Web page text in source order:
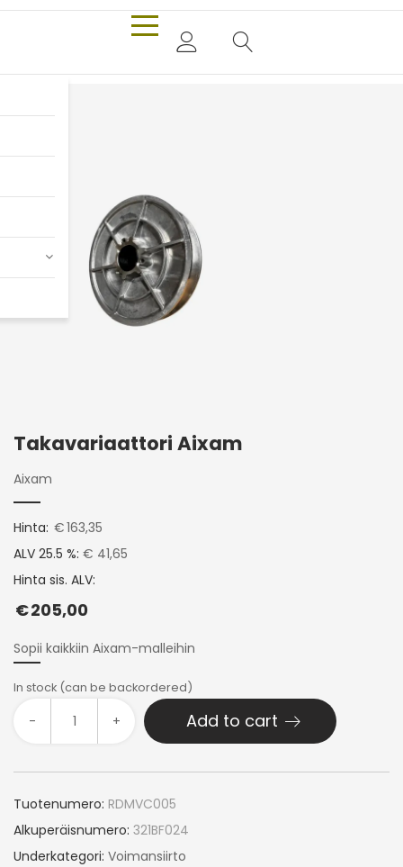
Takavariaattori Aixam
Aixam
Hinta: €163,35
ALV 25.5 %: € 41,65
Hinta sis. ALV:
€205,00
Sopii kaikkiin Aixam-malleihin
In stock (can be backordered)
- + Add to cart
Tuotenumero: RDMVC005
Alkuperäisnumero: 321BF024
Underkategori: Voimansiirto